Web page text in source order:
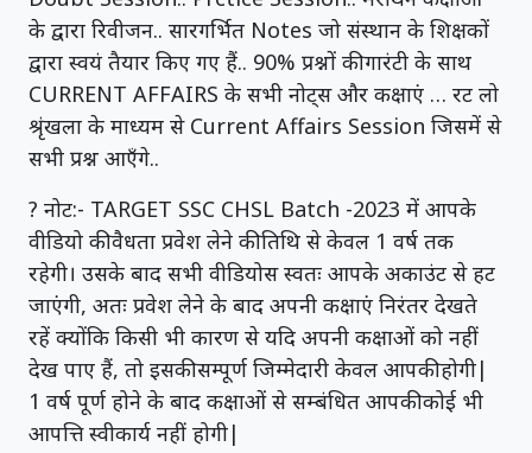
के द्वारा रिवीजन.. सारगर्भित Notes जो संस्थान के शिक्षकों
द्वारा स्वयं तैयार किए गए हैं.. 90% प्रश्नों की गारंटी के साथ
CURRENT AFFAIRS के सभी नोट्स और कक्षाएं … रट लो
श्रृंखला के माध्यम से Current Affairs Session जिसमें से
सभी प्रश्न आएँगे..
? नोट:- TARGET SSC CHSL Batch -2023 में आपके
वीडियो की वैधता प्रवेश लेने की तिथि से केवल 1 वर्ष तक
रहेगी। उसके बाद सभी वीडियोस स्वतः आपके अकाउंट से हट
जाएंगी, अतः प्रवेश लेने के बाद अपनी कक्षाएं निरंतर देखते
रहें क्योंकि किसी भी कारण से यदि अपनी कक्षाओं को नहीं
देख पाए हैं, तो इसकी सम्पूर्ण जिम्मेदारी केवल आपकी होगी|
1 वर्ष पूर्ण होने के बाद कक्षाओं से सम्बंधित आपकी कोई भी
आपत्ति स्वीकार्य नहीं होगी|